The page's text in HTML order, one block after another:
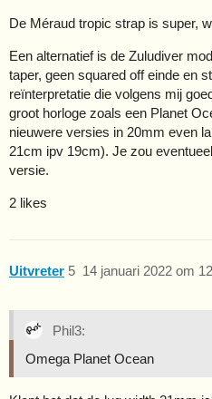
De Méraud tropic strap is super,
Een alternatief is de Zuludiver
taper, geen squared off einde en
reïnterpretatie die volgens mij
groot horloge zoals een Planet
nieuwere versies in 20mm even
21cm ipv 19cm). Je zou
versie.
2 likes
Uitvreter 14 januari 2022 om
5
Phil3:
Omega Planet Ocean